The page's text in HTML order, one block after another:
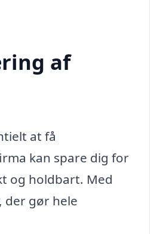
af
at få
kan spare dig for
og holdbart. Med
der gør hele